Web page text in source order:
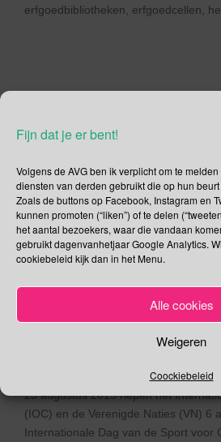
Fijn dat je er bent!
Volgens de AVG ben ik verplicht om te
diensten van derden gebruikt die op hun
Zoals de buttons op Facebook, Instagram en
kunnen promoten (“liken”) of te delen
het aantal bezoekers, waar die vandaan
gebruikt dagenvanhetjaar Google Analytics.
cookiebeleid kijk dan in het Menu.
Alle cookies
Weigeren
Coockiebeleid
erfgoedbibliotheken, erfgoedcellen,
6 april –
van Sport voor
Ontwikkeling en
Wereld
Werelddag voor
Internationale Dag van Sport voor
23 augustus 2013 riepen het
(IOC) en de Verenigde Naties (VN) 6
Internationale Dag van de Sport voor